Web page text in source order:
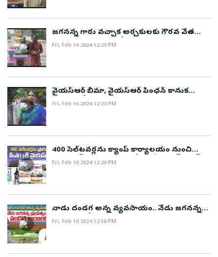
జగనన్న గారు వచ్చాక అర్చకులకు గౌరవ వేతనం
అందించి మా జీవితాల్లో వెలుగులు నింపారు..!
Fri, Feb 16 2024 12:25 PM
వైయస్ఆర్ బీమా, వైయస్ఆర్ పింఛన్ కానుక
పథకాలతో జగనన్న నా కుటుంబాన్ని నిలబెట్టాడు..!
Fri, Feb 16 2024 12:23 PM
400 సెల్‌టవర్లను క్యాంప్ కార్యాలయం నుంచి
వర్చువల్‌గా ప్రారంభించిన సీఎం శ్రీ వైయస్ జగన్..
Fri, Feb 16 2024 12:20 PM
నాడు దండగ అన్న వ్యవసాయం.. నేడు జగనన్న
ప్రభుత్వంలో పండుగ అయింది..!
Fri, Feb 16 2024 12:18 PM